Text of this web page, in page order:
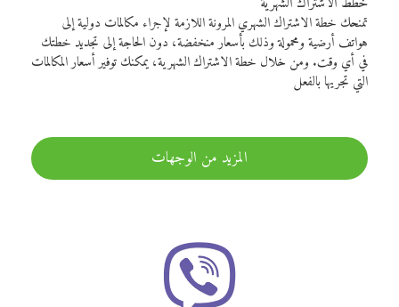
تمنحك خطة الاشتراك الشهري المرونة اللازمة لإجراء مكالمات دولية إلى
هواتف أرضية ومحمولة وذلك بأسعار منخفضة، دون الحاجة إلى تجديد خطتك
في أي وقت. ومن خلال خطة الاشتراك الشهرية، يمكنك توفير أسعار المكالمات
التي تجريها بالفعل
المزيد من الوجهات